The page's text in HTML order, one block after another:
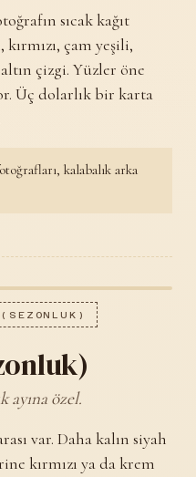
sıcak kağıt
çam yeşili,
çizgi. Yüzler öne
Üç dolarlık bir karta
kalabalık arka
ayına özel.
var. Daha kalın siyah
kırmızı ya da krem